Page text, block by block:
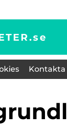
se
Kontakta